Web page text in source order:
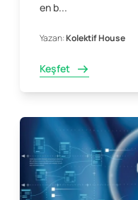
en b...
Yazan:Kolektif House
Keşfet